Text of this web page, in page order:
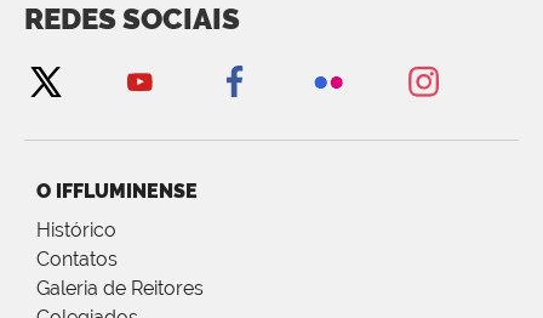
REDES SOCIAIS
O IFFLUMINENSE
Histórico
Contatos
Galeria de Reitores